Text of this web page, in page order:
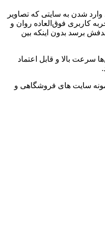
شدن به سایتی که تصاویر
کاربری فوق‌العاده روان و
برسد بدون اینکه بین
سرعت بالا و قابل اعتماد
سایت های فروشگاهی و